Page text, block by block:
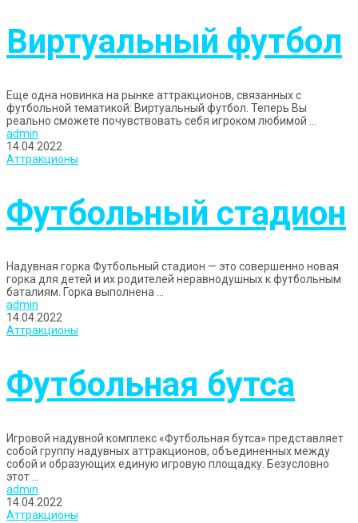
Виртуальный футбол
Еще одна новинка на рынке аттракционов, связанных с
футбольной тематикой: Виртуальный футбол. Теперь Вы
реально сможете почувствовать себя игроком любимой ...
admin
14.04.2022
Аттракционы
Футбольный стадион
Надувная горка Футбольный стадион — это совершенно новая
горка для детей и их родителей неравнодушных к футбольным
баталиям. Горка выполнена ...
admin
14.04.2022
Аттракционы
Футбольная бутса
Игровой надувной комплекс «Футбольная бутса» представляет
собой группу надувных аттракционов, объединенных между
собой и образующих единую игровую площадку. Безусловно
этот ...
admin
14.04.2022
Аттракционы